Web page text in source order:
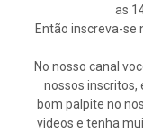
as
Então inscreva-se
No nosso canal
nossos inscritos,
bom palpite no
videos e tenha